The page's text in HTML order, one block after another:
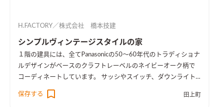
H.FACTORY／株式会社 橋本技建
シンプルヴィンテージスタイルの家
１階の建具には、全てPanasonicの50～60年代のトラディショナ
ルデザインがベースのクラフトレーベルのネイビーオーク柄で
コーディネートしています。 サッシやスイッチ、ダウンライト
て、ヴィンテージ感のあるカッコイイお家が出来ました。
保存する 田上町